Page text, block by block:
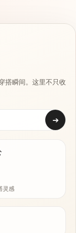
搭瞬间。这里不只收
➔
灵感